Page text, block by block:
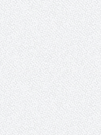
讯简报》新的网址